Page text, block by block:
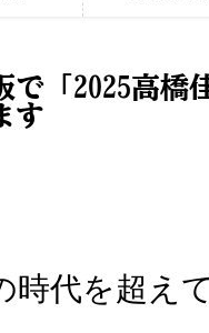
「2025高橋
す
代を超えて